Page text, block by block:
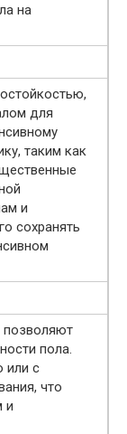
на
для
таким как
и
сохранять
позволяют
пола.
или с
что
и